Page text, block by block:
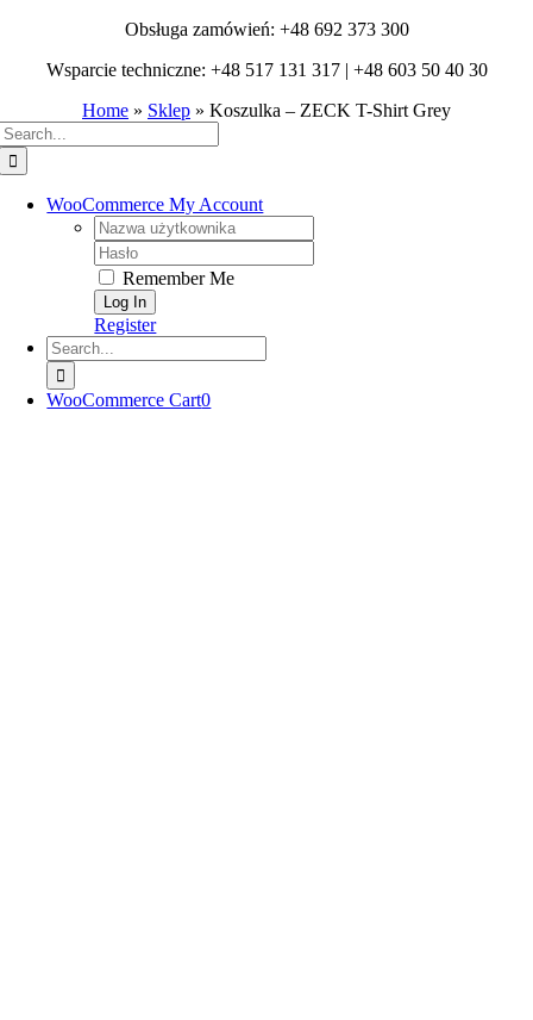
Obsługa zamówień: +48 692 373 300
Wsparcie techniczne: +48 517 131 317 | +48 603 50 40 30
Home » Sklep » Koszulka – ZECK T-Shirt Grey
WooCommerce My Account
Username:
Password:
Remember Me
Register
Search
for:
WooCommerce Cart0